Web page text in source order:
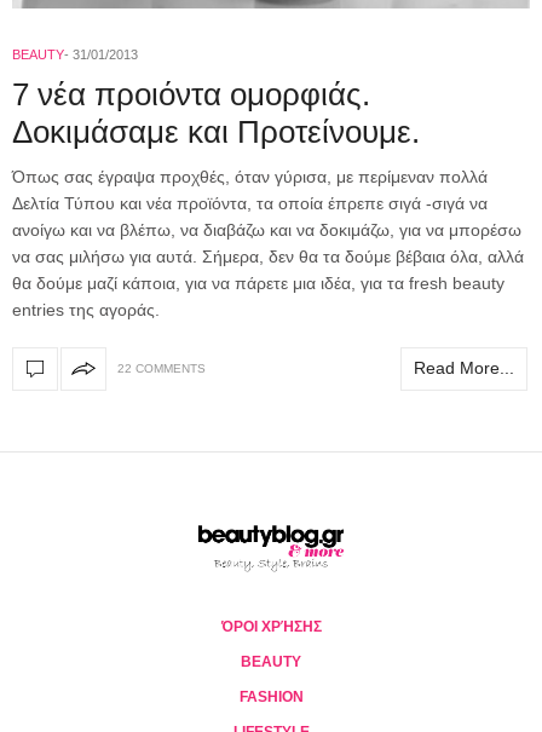
BEAUTY 31/01/2013
7 νέα προιόντα ομορφιάς.
Δοκιμάσαμε και Προτείνουμε.
Όπως σας έγραψα προχθές, όταν γύρισα, με περίμεναν πολλά
Δελτία Τύπου και νέα προϊόντα, τα οποία έπρεπε σιγά -σιγά να
ανοίγω και να βλέπω, να διαβάζω και να δοκιμάζω, για να μπορέσω
να σας μιλήσω για αυτά. Σήμερα, δεν θα τα δούμε βέβαια όλα, αλλά
θα δούμε μαζί κάποια, για να πάρετε μια ιδέα, για τα fresh beauty
entries της αγοράς.
22 COMMENTS Read More...
ΌΡΟΙ ΧΡΉΣΗΣ
BEAUTY
FASHION